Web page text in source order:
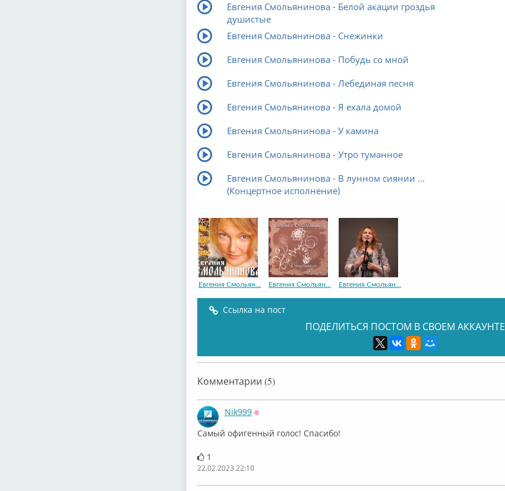
Евгения Смольянинова - Белой акации гроздья
душистые
Евгения Смольянинова - Снежинки
Евгения Смольянинова - Побудь со мной
Евгения Смольянинова - Лебединая песня
Евгения Смольянинова - Я ехала домой
Евгения Смольянинова - У камина
Евгения Смольянинова - Утро туманное
Евгения Смольянинова - В лунном сиянии ...
(Концертное исполнение)
Евгения Смольян... Евгения Смольян... Евгения Смольян...
Ссылка на пост
ПОДЕЛИТЬСЯ ПОСТОМ В СВОЕМ АККАУНТЕ
Комментарии (5)
Nik999
Самый офигенный голос! Спасибо!
1
22.02.2023 22:10